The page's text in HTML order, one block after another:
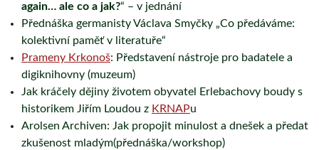
again… ale co a jak?“ – v jednání
Přednáška germanisty Václava Smyčky „Co předáváme:
kolektivní paměť v literatuře“
Prameny Krkonoš: Představení nástroje pro badatele a
digiknihovny (muzeum)
Jak kráčely dějiny životem obyvatel Erlebachovy boudy s
historikem Jiřím Loudou z KRNAPu
Arolsen Archiven: Jak propojit minulost a dnešek a předat
zkušenost mladým(přednáška/workshop)